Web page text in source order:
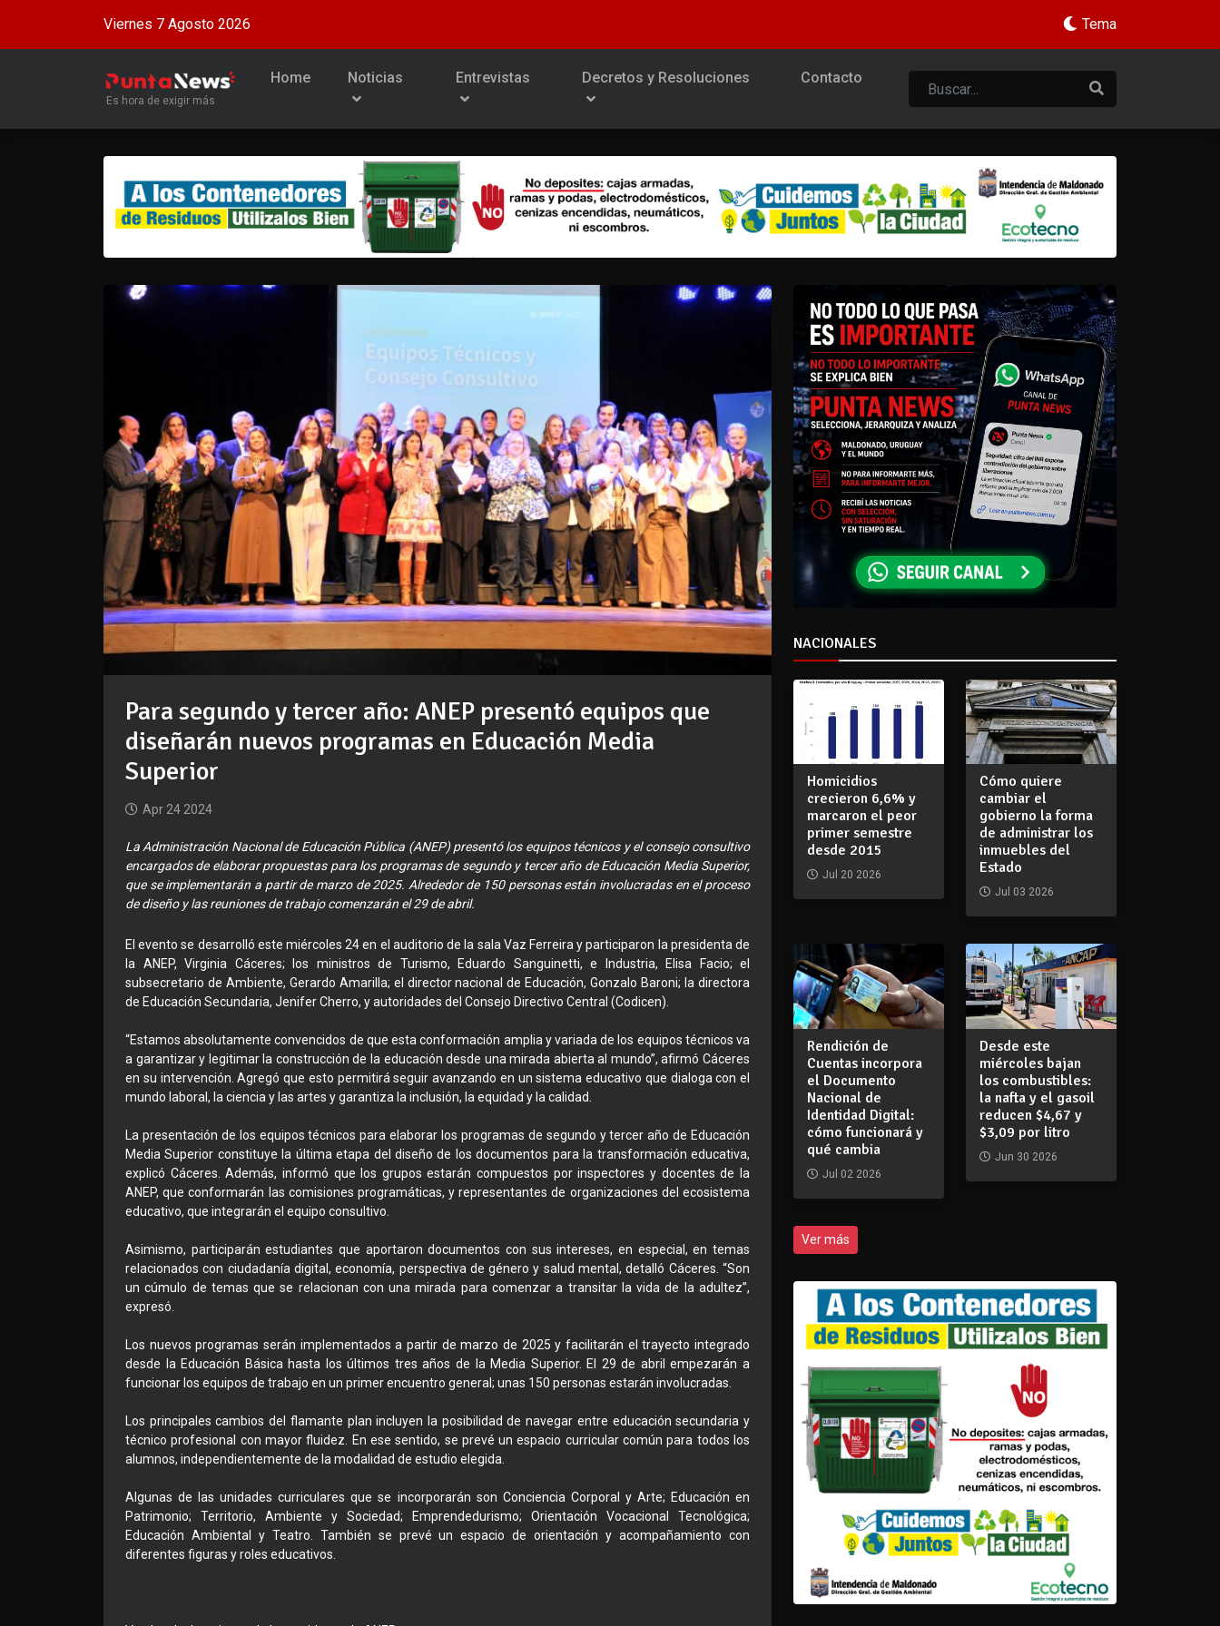
Viernes 7 Agosto 2026 Tema
Es hora de exigir más
Home Noticias Entrevistas Decretos y Resoluciones Contacto
Para segundo y tercer año: ANEP presentó equipos que
diseñarán nuevos programas en Educación Media
Superior
Apr 24 2024
La Administración Nacional de Educación Pública (ANEP) presentó los equipos técnicos y el consejo consultivo
encargados de elaborar propuestas para los programas de segundo y tercer año de Educación Media Superior,
que se implementarán a partir de marzo de 2025. Alrededor de 150 personas están involucradas en el proceso
de diseño y las reuniones de trabajo comenzarán el 29 de abril.
El evento se desarrolló este miércoles 24 en el auditorio de la sala Vaz Ferreira y participaron la presidenta de
la ANEP, Virginia Cáceres; los ministros de Turismo, Eduardo Sanguinetti, e Industria, Elisa Facio; el
subsecretario de Ambiente, Gerardo Amarilla; el director nacional de Educación, Gonzalo Baroni; la directora
de Educación Secundaria, Jenifer Cherro, y autoridades del Consejo Directivo Central (Codicen).
“Estamos absolutamente convencidos de que esta conformación amplia y variada de los equipos técnicos va
a garantizar y legitimar la construcción de la educación desde una mirada abierta al mundo”, afirmó Cáceres
en su intervención. Agregó que esto permitirá seguir avanzando en un sistema educativo que dialoga con el
mundo laboral, la ciencia y las artes y garantiza la inclusión, la equidad y la calidad.
La presentación de los equipos técnicos para elaborar los programas de segundo y tercer año de Educación
Media Superior constituye la última etapa del diseño de los documentos para la transformación educativa,
explicó Cáceres. Además, informó que los grupos estarán compuestos por inspectores y docentes de la
ANEP, que conformarán las comisiones programáticas, y representantes de organizaciones del ecosistema
educativo, que integrarán el equipo consultivo.
Asimismo, participarán estudiantes que aportaron documentos con sus intereses, en especial, en temas
relacionados con ciudadanía digital, economía, perspectiva de género y salud mental, detalló Cáceres. “Son
un cúmulo de temas que se relacionan con una mirada para comenzar a transitar la vida de la adultez”,
expresó.
Los nuevos programas serán implementados a partir de marzo de 2025 y facilitarán el trayecto integrado
desde la Educación Básica hasta los últimos tres años de la Media Superior. El 29 de abril empezarán a
funcionar los equipos de trabajo en un primer encuentro general; unas 150 personas estarán involucradas.
Los principales cambios del flamante plan incluyen la posibilidad de navegar entre educación secundaria y
técnico profesional con mayor fluidez. En ese sentido, se prevé un espacio curricular común para todos los
alumnos, independientemente de la modalidad de estudio elegida.
Algunas de las unidades curriculares que se incorporarán son Conciencia Corporal y Arte; Educación en
Patrimonio; Territorio, Ambiente y Sociedad; Emprendedurismo; Orientación Vocacional Tecnológica;
Educación Ambiental y Teatro. También se prevé un espacio de orientación y acompañamiento con
diferentes figuras y roles educativos.
NACIONALES
Homicidios
crecieron 6,6% y
marcaron el peor
primer semestre
desde 2015
Jul 20 2026
Cómo quiere
cambiar el
gobierno la forma
de administrar los
inmuebles del
Estado
Jul 03 2026
Rendición de
Cuentas incorpora
el Documento
Nacional de
Identidad Digital:
cómo funcionará y
qué cambia
Jul 02 2026
Desde este
miércoles bajan
los combustibles:
la nafta y el gasoil
reducen $4,67 y
$3,09 por litro
Jun 30 2026
Ver más